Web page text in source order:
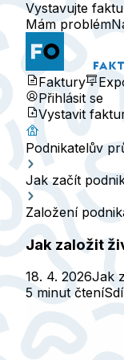
Vystavujte
Mám problém
Faktury
Přihlásit se
Vystavit
Podnikatelův
Jak začít
Založení
Jak založit
18. 4. 2026Jak
5 minut čtení